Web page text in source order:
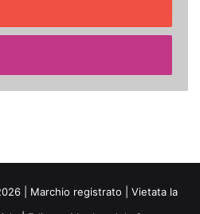
| Marchio registrato | Vietata la